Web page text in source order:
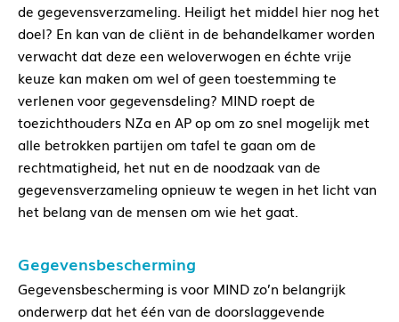
de gegevensverzameling. Heiligt het middel hier nog het
doel? En kan van de cliënt in de behandelkamer worden
verwacht dat deze een weloverwogen en échte vrije
keuze kan maken om wel of geen toestemming te
verlenen voor gegevensdeling? MIND roept de
toezichthouders NZa en AP op om zo snel mogelijk met
alle betrokken partijen om tafel te gaan om de
rechtmatigheid, het nut en de noodzaak van de
gegevensverzameling opnieuw te wegen in het licht van
het belang van de mensen om wie het gaat.
Gegevensbescherming
Gegevensbescherming is voor MIND zo’n belangrijk
onderwerp dat het één van de doorslaggevende